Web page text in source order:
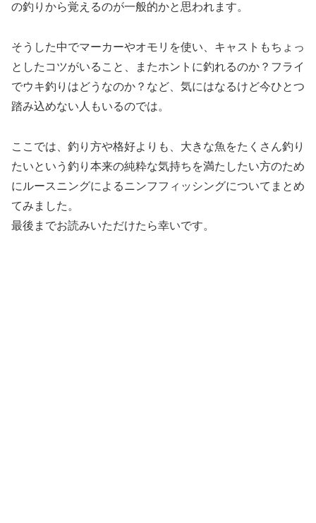
の釣りから覚えるのが一般的かと思われます。
そうした中でマーカーやオモリを使い、キャストもちょっ
としたコツがいること、またホントに釣れるのか？フライ
でウキ釣りはどうなのか？など、気にはなるけど今ひとつ
踏み込めない人もいるのでは。
ここでは、釣り方や格好よりも、大きな魚をたくさん釣り
たいという釣り本来の純粋な気持ちを満たしたい方のため
にルースニングによるニンフフィッシングについてまとめ
てみました。
最後までお読みいただけたら幸いです。